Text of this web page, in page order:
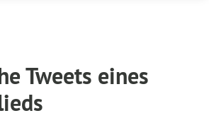
Tweets eines